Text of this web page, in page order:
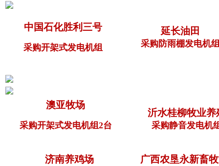
中国石化胜利三号
采购开架式发电机组
延长油田
采购防雨棚发电机
澳亚牧场
采购开架式发电机组2台
沂水桂柳牧业养
采购静音发电机
济南养鸡场 广西农垦永新畜牧